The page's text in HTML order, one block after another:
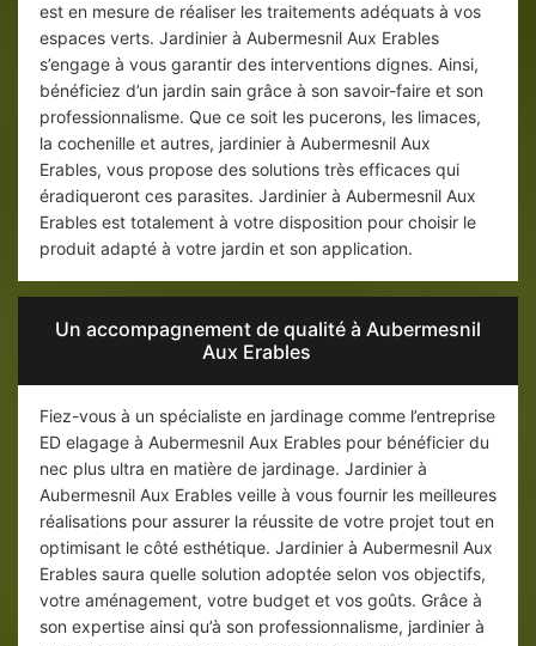
est en mesure de réaliser les traitements adéquats à vos
espaces verts. Jardinier à Aubermesnil Aux Erables
s’engage à vous garantir des interventions dignes. Ainsi,
bénéficiez d’un jardin sain grâce à son savoir-faire et son
professionnalisme. Que ce soit les pucerons, les limaces,
la cochenille et autres, jardinier à Aubermesnil Aux
Erables, vous propose des solutions très efficaces qui
éradiqueront ces parasites. Jardinier à Aubermesnil Aux
Erables est totalement à votre disposition pour choisir le
produit adapté à votre jardin et son application.
Un accompagnement de qualité à Aubermesnil
Aux Erables
Fiez-vous à un spécialiste en jardinage comme l’entreprise
ED elagage à Aubermesnil Aux Erables pour bénéficier du
nec plus ultra en matière de jardinage. Jardinier à
Aubermesnil Aux Erables veille à vous fournir les meilleures
réalisations pour assurer la réussite de votre projet tout en
optimisant le côté esthétique. Jardinier à Aubermesnil Aux
Erables saura quelle solution adoptée selon vos objectifs,
votre aménagement, votre budget et vos goûts. Grâce à
son expertise ainsi qu’à son professionnalisme, jardinier à